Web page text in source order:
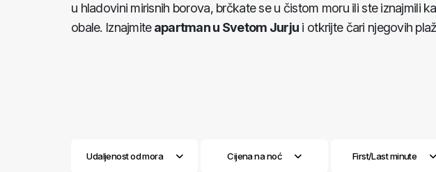
u hladovini mirisnih borova, brčkate se u čistom moru ili ste iznajmili
obale. Iznajmiteapartman u Svetom Jurju i otkrijte čari njegovih
Udaljenost od mora Cijena na noć First/Last minute